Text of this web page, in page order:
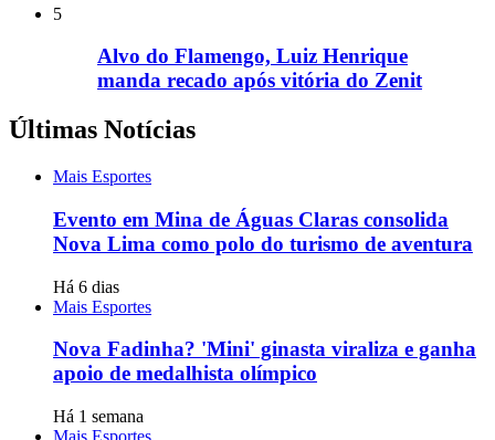
5
Alvo do Flamengo, Luiz Henrique
manda recado após vitória do Zenit
Últimas Notícias
Mais Esportes
Evento em Mina de Águas Claras consolida
Nova Lima como polo do turismo de aventura
Há 6 dias
Mais Esportes
Nova Fadinha? 'Mini' ginasta viraliza e ganha
apoio de medalhista olímpico
Há 1 semana